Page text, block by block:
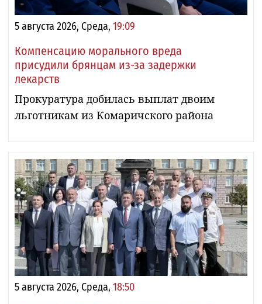
5 августа 2026, Среда, 19:09
Компенсацию морального вреда
присудили брянцам из-за задержки
лекарств
Прокуратура добилась выплат двоим
льготникам из Комаричского района
5 августа 2026, Среда, 18:50